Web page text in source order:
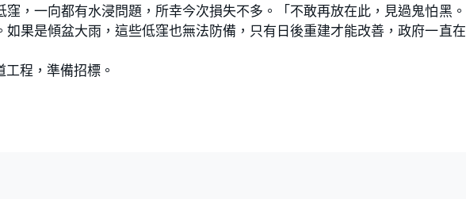
，一向都有水浸問題，所幸今次損失不多。「不敢再放在此，見過鬼怕黑。
果是傾盆大雨，這些低窪也無法防備，只有日後重建才能改善，政府一直在
程，準備招標。